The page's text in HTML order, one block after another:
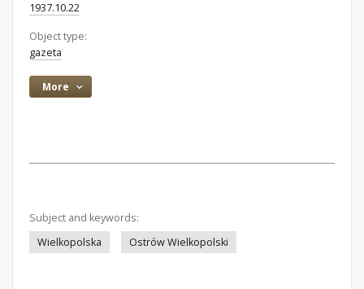
1937.10.22
Object type:
gazeta
More
Subject and keywords:
Wielkopolska
Ostrów Wielkopolski